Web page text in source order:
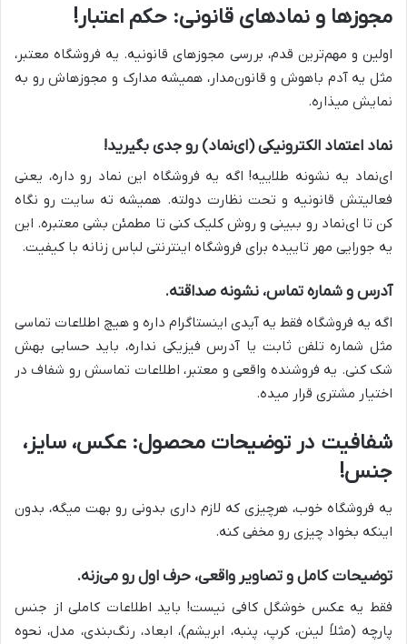
مجوزها و نمادهای قانونی: حکم اعتبار!
اولین و مهم‌ترین قدم، بررسی مجوزهای قانونیه. یه فروشگاه معتبر،
مثل یه آدم باهوش و قانون‌مدار، همیشه مدارک و مجوزهاش رو به
نمایش میذاره.
نماد اعتماد الکترونیکی (ای‌نماد) رو جدی بگیرید!
ای‌نماد یه نشونه طلاییه! اگه یه فروشگاه این نماد رو داره، یعنی
فعالیتش قانونیه و تحت نظارت دولته. همیشه ته سایت رو نگاه
کن تا ای‌نماد رو ببینی و روش کلیک کنی تا مطمئن بشی معتبره. این
یه جورایی مهر تاییده برای فروشگاه اینترنتی لباس زنانه با کیفیت.
آدرس و شماره تماس، نشونه صداقته.
اگه یه فروشگاه فقط یه آیدی اینستاگرام داره و هیچ اطلاعات تماسی
مثل شماره تلفن ثابت یا آدرس فیزیکی نداره، باید حسابی بهش
شک کنی. یه فروشنده واقعی و معتبر، اطلاعات تماسش رو شفاف در
اختیار مشتری قرار میده.
شفافیت در توضیحات محصول: عکس، سایز،
جنس!
یه فروشگاه خوب، هرچیزی که لازم داری بدونی رو بهت میگه، بدون
اینکه بخواد چیزی رو مخفی کنه.
توضیحات کامل و تصاویر واقعی، حرف اول رو می‌زنه.
فقط یه عکس خوشگل کافی نیست! باید اطلاعات کاملی از جنس
پارچه (مثلاً لینن، کرپ، پنبه، ابریشم)، ابعاد، رنگ‌بندی، مدل، نحوه